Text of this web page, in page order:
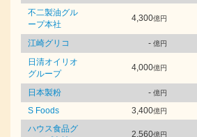
不二製油グル
ープ本社
4,300億円
江崎グリコ - 億円
日清オイリオ
グループ
4,000億円
日本製粉 - 億円
S Foods
3,400億円
ハウス食品グ
2,560億円